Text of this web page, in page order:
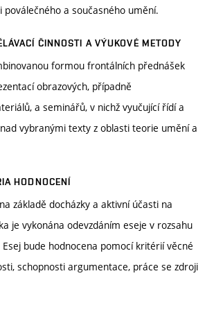
poválečného a současného umění.
ČINNOSTI A VÝUKOVÉ METODY
formou frontálních přednášek
obrazových, případně
a seminářů, v nichž vyučující řídí a
vybranými texty z oblasti teorie umění a
HODNOCENÍ
základě docházky a aktivní účasti na
je vykonána odevzdáním eseje v rozsahu
bude hodnocena pomocí kritérií věcné
schopnosti argumentace, práce se zdroji